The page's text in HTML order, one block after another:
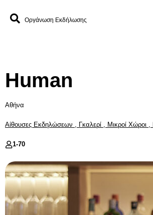
Οργάνωση Εκδήλωσης
Human
Αθήνα
Αίθουσες Εκδηλώσεων , Γκαλερί , Μικροί Χώροι ,
1-70